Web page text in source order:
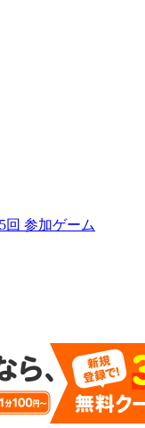
回 参加ゲーム